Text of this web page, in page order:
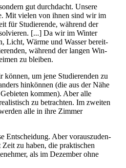
gut durch­dacht. Unsere
Mit vielen von ihnen sind wir im
für Stu­die­rende, während der
[...] Da wir im Winter
Licht, Wärme und Wasser bereit­
während der langen Win­
zu bleiben.
um jene Stu­die­ren­den zu
hin­kön­nen (die aus der Nähe
kommen). Aber alle
zu betrach­ten. Im zweiten
alle in ihre Zimmer
Ent­schei­dung. Aber vor­aus­zu­den­
zu haben, die prak­ti­schen
als im Dezem­ber ohne